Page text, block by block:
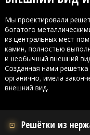
Мы проектировали
богатого
из центральных мест
камин, полностью
и необычный внешний
Созданная нами
органично, имела
внешний вид.
Решётки из